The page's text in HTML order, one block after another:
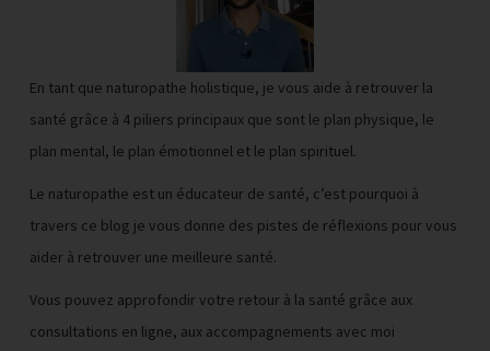
En tant que naturopathe holistique, je vous aide à retrouver la
santé grâce à 4 piliers principaux que sont le plan physique, le
plan mental, le plan émotionnel et le plan spirituel.
Le naturopathe est un éducateur de santé, c’est pourquoi à
travers ce blog je vous donne des pistes de réflexions pour vous
aider à retrouver une meilleure santé.
Vous pouvez approfondir votre retour à la santé grâce aux
consultations en ligne, aux accompagnements avec moi